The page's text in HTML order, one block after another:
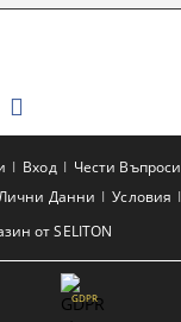
от SELITON
Вход Чести Въпроси
Данни Условия
GDPR